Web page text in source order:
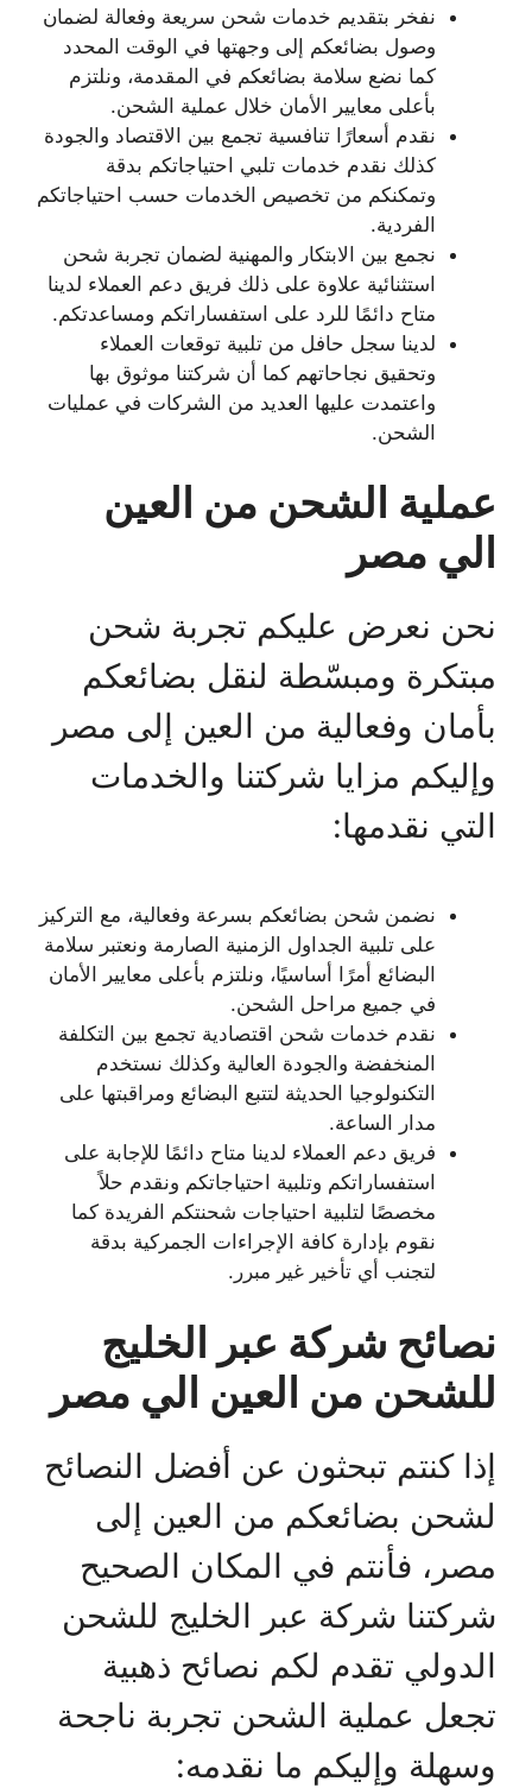
نفخر بتقديم خدمات شحن سريعة وفعالة لضمان
وصول بضائعكم إلى وجهتها في الوقت المحدد
كما نضع سلامة بضائعكم في المقدمة، ونلتزم
بأعلى معايير الأمان خلال عملية الشحن.
نقدم أسعارًا تنافسية تجمع بين الاقتصاد والجودة
كذلك نقدم خدمات تلبي احتياجاتكم بدقة
وتمكنكم من تخصيص الخدمات حسب احتياجاتكم
الفردية.
نجمع بين الابتكار والمهنية لضمان تجربة شحن
استثنائية علاوة على ذلك فريق دعم العملاء لدينا
متاح دائمًا للرد على استفساراتكم ومساعدتكم.
لدينا سجل حافل من تلبية توقعات العملاء
وتحقيق نجاحاتهم كما أن شركتنا موثوق بها
واعتمدت عليها العديد من الشركات في عمليات
الشحن.
عملية الشحن من العين
الي مصر
نحن نعرض عليكم تجربة شحن
مبتكرة ومبسّطة لنقل بضائعكم
بأمان وفعالية من العين إلى مصر
وإليكم مزايا شركتنا والخدمات
التي نقدمها:
نضمن شحن بضائعكم بسرعة وفعالية، مع التركيز
على تلبية الجداول الزمنية الصارمة ونعتبر سلامة
البضائع أمرًا أساسيًا، ونلتزم بأعلى معايير الأمان
في جميع مراحل الشحن.
نقدم خدمات شحن اقتصادية تجمع بين التكلفة
المنخفضة والجودة العالية وكذلك نستخدم
التكنولوجيا الحديثة لتتبع البضائع ومراقبتها على
مدار الساعة.
فريق دعم العملاء لدينا متاح دائمًا للإجابة على
استفساراتكم وتلبية احتياجاتكم ونقدم حلاً
مخصصًا لتلبية احتياجات شحنتكم الفريدة كما
نقوم بإدارة كافة الإجراءات الجمركية بدقة
لتجنب أي تأخير غير مبرر.
نصائح شركة عبر الخليج
للشحن من العين الي مصر
إذا كنتم تبحثون عن أفضل النصائح
لشحن بضائعكم من العين إلى
مصر، فأنتم في المكان الصحيح
شركتنا شركة عبر الخليج للشحن
الدولي تقدم لكم نصائح ذهبية
تجعل عملية الشحن تجربة ناجحة
وسهلة وإليكم ما نقدمه: